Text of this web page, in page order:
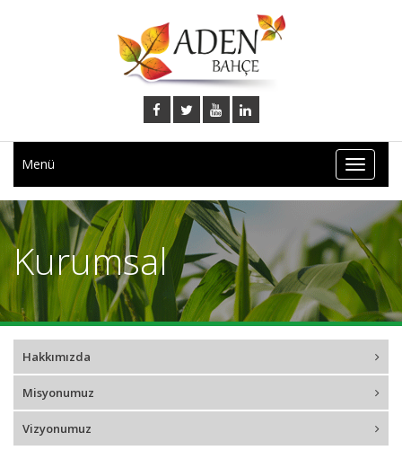
Menü
Kurumsal
Hakkımızda
Misyonumuz
Vizyonumuz